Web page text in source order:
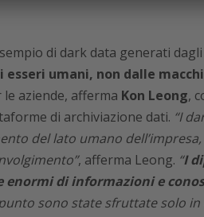
di dark data generati
umani, non dalle
aziende, afferma Kon Leong,
di archiviazione dati. “I
del lato umano
, afferma Leong. “I
di informazioni e
sono state sfruttate solo in